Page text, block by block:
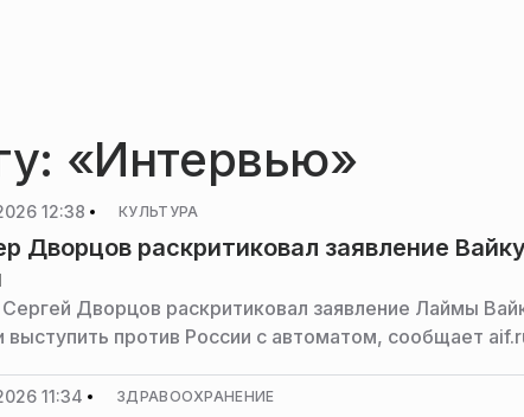
«Интервью»
12:38 КУЛЬТУРА
Дворцов раскритиковал заявление
Дворцов раскритиковал заявление Лаймы
выступить против России с автоматом, сообщает
11:34 ЗДРАВООХРАНЕНИЕ